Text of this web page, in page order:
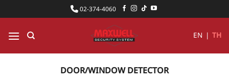
ไป
ยัง
เนื้อหา
02-374-4060
EN | TH
DOOR/WINDOW DETECTOR